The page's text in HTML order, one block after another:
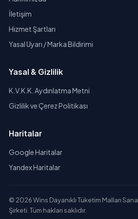
İletişim
Hizmet Şartları
Yasal Uyarı / Marka Bildirimi
Yasal & Gizlilik
K.V.K.K. Aydınlatma Metni
Gizlilik ve Çerez Politikası
Haritalar
Google Haritalar
Yandex Haritalar
© 2026 Wins Dayanıklı Tüketim Malları
Şirketi. Tüm hakları saklıdır.